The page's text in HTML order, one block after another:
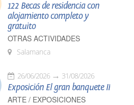
122 Becas de residencia con
alojamiento completo y
gratuito
OTRAS ACTIVIDADES
Salamanca
26/06/2026 31/08/2026
Exposición El gran banquete II
ARTE / EXPOSICIONES